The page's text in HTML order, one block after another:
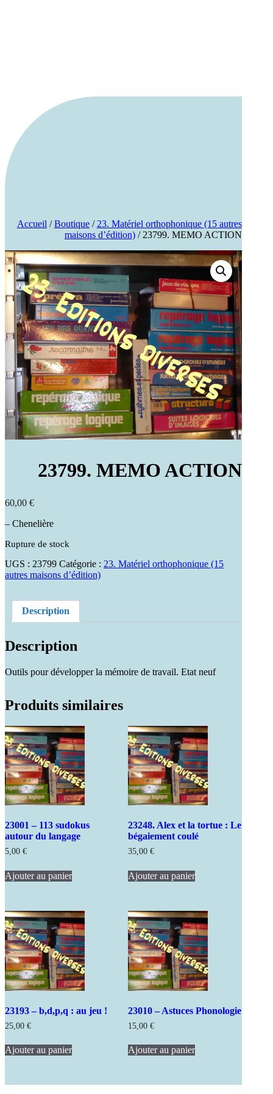
Accueil /Boutique/ 23. Matériel orthophonique (15 autres
maisons d’édition)/ 23799. MEMO ACTION
23799. MEMO ACTION
60,00 €
– Chenelière
Rupture de stock
UGS : 23799 Catégorie : 23. Matériel orthophonique (15
autres maisons d’édition)
Description
Description
Outils pour développer la mémoire de travail. Etat neuf
Produits similaires
23001 – 113 sudokus
autour du langage
5,00 €
Ajouter au panier
23248. Alex et la tortue : Le
bégaiement coulé
35,00€
Ajouter au panier
23193 – b,d,p,q : au jeu !
25,00 €
Ajouter au panier
23010 – Astuces Phonologie
15,00€
Ajouter au panier